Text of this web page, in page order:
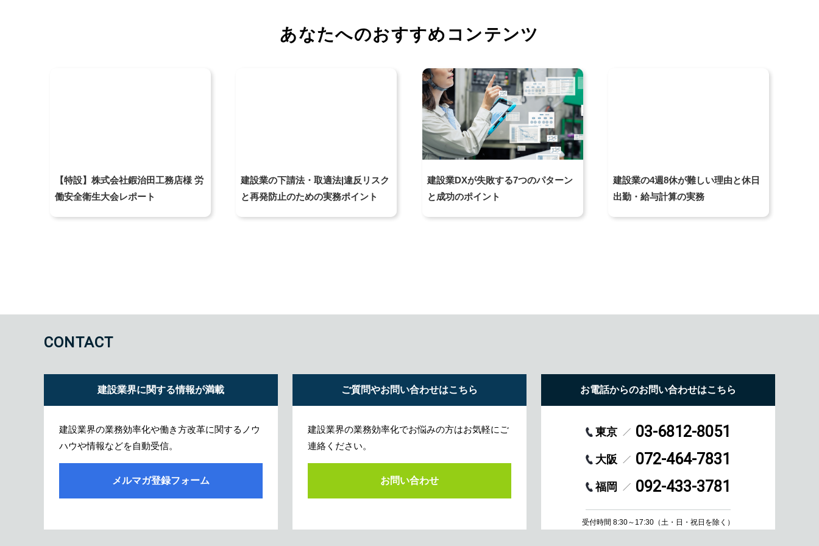
あなたへのおすすめコンテンツ
【特設】株式会社鍜治田工務店様 労
働安全衛生大会レポート
建設業の下請法・取適法|違反リスク
と再発防止のための実務ポイント
建設業DXが失敗する7つのパターン
と成功のポイント
建設業の4週8休が難しい理由と休日
出勤・給与計算の実務
CONTACT
建設業界に関する情報が満載
建設業界の業務効率化や働き方改革に関するノウ
ハウや情報などを自動受信。
メルマガ登録フォーム
ご質問やお問い合わせはこちら
建設業界の業務効率化でお悩みの方はお気軽にご
連絡ください。
お問い合わせ
お電話からのお問い合わせはこちら
東京 03-6812-8051
大阪 072-464-7831
福岡 092-433-3781
受付時間 8:30～17:30 （土・日・祝日を除く）